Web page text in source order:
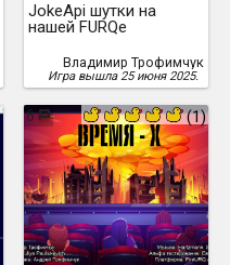
JokeApi шутки на
нашей FURQе
Владимир Трофимчук
Игра вышла 25 июня 2025.
6 (1)